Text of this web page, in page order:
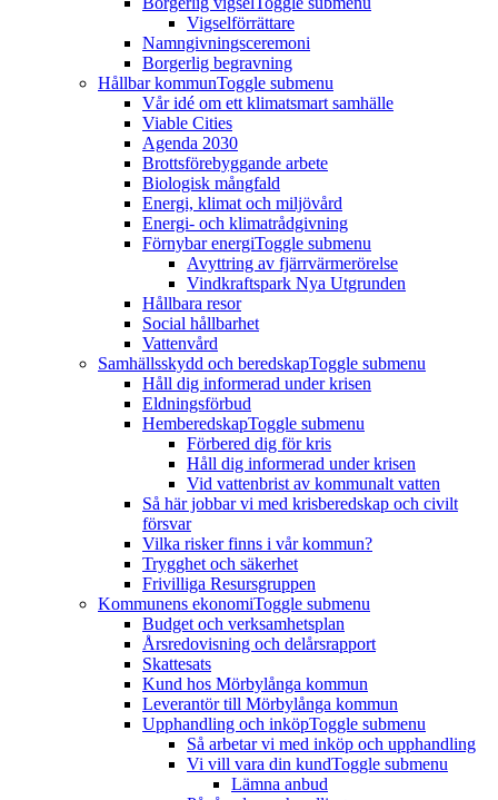
Vigselförrättare
Namngivningsceremoni
Borgerlig begravning
Hållbar kommunToggle submenu
Vår idé om ett klimatsmart samhälle
Viable Cities
Agenda 2030
Brottsförebyggande arbete
Biologisk mångfald
Energi, klimat och miljövård
Energi- och klimatrådgivning
Förnybar energiToggle submenu
Avyttring av fjärrvärmerörelse
Vindkraftspark Nya Utgrunden
Hållbara resor
Social hållbarhet
Vattenvård
Samhällsskydd och beredskapToggle submenu
Håll dig informerad under krisen
Eldningsförbud
HemberedskapToggle submenu
Förbered dig för kris
Håll dig informerad under krisen
Vid vattenbrist av kommunalt vatten
Så här jobbar vi med krisberedskap och civilt
försvar
Vilka risker finns i vår kommun?
Trygghet och säkerhet
Frivilliga Resursgruppen
Kommunens ekonomiToggle submenu
Budget och verksamhetsplan
Årsredovisning och delårsrapport
Skattesats
Kund hos Mörbylånga kommun
Leverantör till Mörbylånga kommun
Upphandling och inköpToggle submenu
Så arbetar vi med inköp och upphandling
Vi vill vara din kundToggle submenu
Lämna anbud